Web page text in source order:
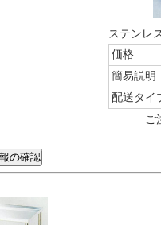
ステンレ
価格
簡易説明
配送タイ
ご